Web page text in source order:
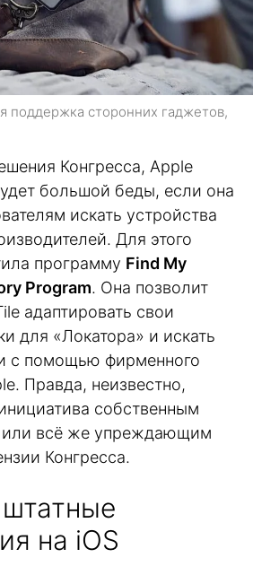
поддержка сторонних гаджетов,
Конгресса, Apple
большой беды, если она
искать устройства
Для этого
программу Find My
Program. Она позволит
адаптировать свои
для «Локатора» и искать
с помощью фирменного
Правда, неизвестно,
собственным
всё же упреждающим
Конгресса.
на iOS